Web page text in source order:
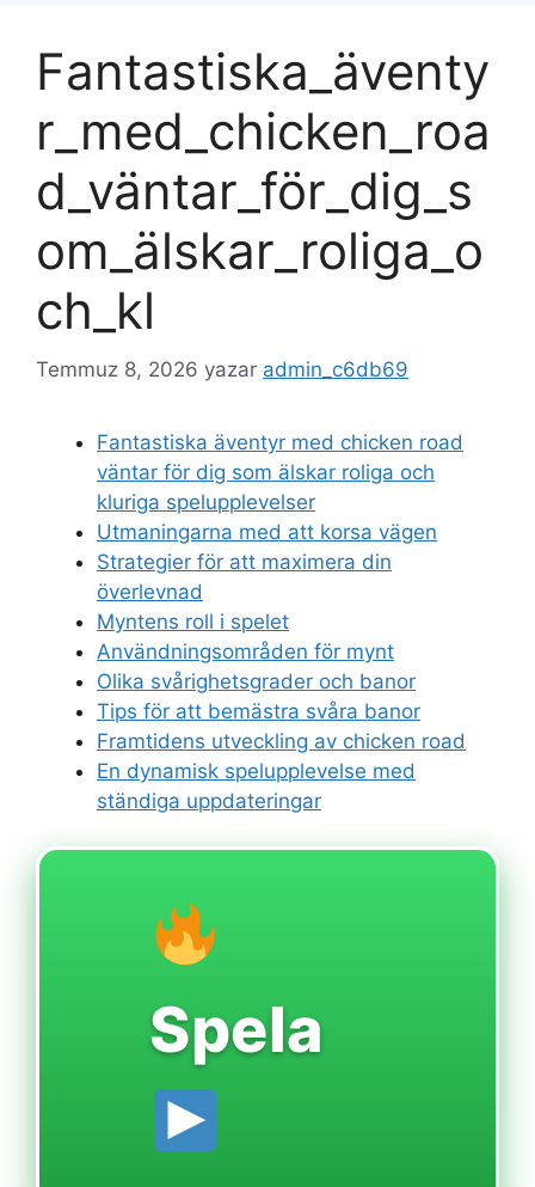
Fantastiska_äventy
r_med_chicken_roa
d_väntar_för_dig_s
om_älskar_roliga_o
ch_kl
Temmuz 8, 2026 yazar admin_c6db69
Fantastiska äventyr med chicken road
väntar för dig som älskar roliga och
kluriga spelupplevelser
Utmaningarna med att korsa vägen
Strategier för att maximera din
överlevnad
Myntens roll i spelet
Användningsområden för mynt
Olika svårighetsgrader och banor
Tips för att bemästra svåra banor
Framtidens utveckling av chicken road
En dynamisk spelupplevelse med
ständiga uppdateringar
Spela